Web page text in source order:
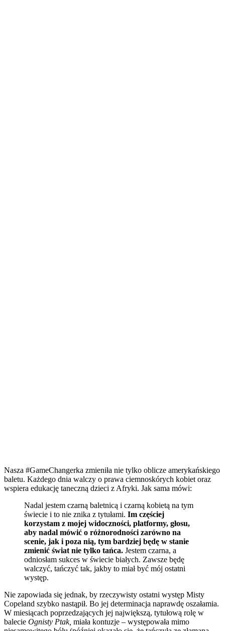
Nasza #GameChangerka zmieniła nie tylko oblicze amerykańskiego
baletu. Każdego dnia walczy o prawa ciemnoskórych kobiet oraz
wspiera edukację taneczną dzieci z Afryki. Jak sama mówi:
Nadal jestem czarną baletnicą i czarną kobietą na tym
świecie i to nie znika z tytułami. Im częściej
korzystam z mojej widoczności, platformy, głosu,
aby nadal mówić o różnorodności zarówno na
scenie, jak i poza nią, tym bardziej będę w stanie
zmienić świat nie tylko tańca. Jestem czarna, a
odniosłam sukces w świecie białych. Zawsze będę
walczyć, tańczyć tak, jakby to miał być mój ostatni
występ.
Nie zapowiada się jednak, by rzeczywisty ostatni występ Misty
Copeland szybko nastąpił. Bo jej determinacja naprawdę oszałamia.
W miesiącach poprzedzających jej największą, tytułową rolę w
balecie Ognisty Ptak, miała kontuzje – występowała mimo